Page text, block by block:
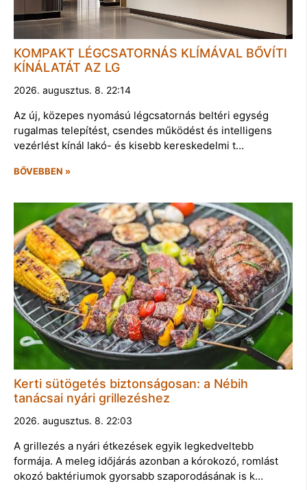
KOMPAKT LÉGCSATORNÁS KLÍMÁVAL BŐVÍTI
KÍNÁLATÁT AZ LG
2026. augusztus. 8. 22:14
Az új, közepes nyomású légcsatornás beltéri egység
rugalmas telepítést, csendes működést és intelligens
vezérlést kínál lakó- és kisebb kereskedelmi t…
BŐVEBBEN »
Kerti sütögetés biztonságosan: a Nébih
tanácsai nyári grillezéshez
2026. augusztus. 8. 22:03
A grillezés a nyári étkezések egyik legkedveltebb
formája. A meleg időjárás azonban a kórokozó, romlást
okozó baktériumok gyorsabb szaporodásának is k…